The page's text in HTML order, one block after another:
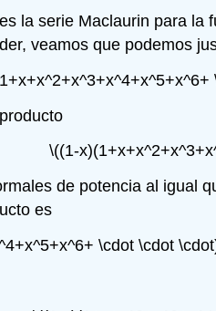
la serie Maclaurin para la
veamos que podemos
\((1-
de potencia al igual
es
\cdot \cdot